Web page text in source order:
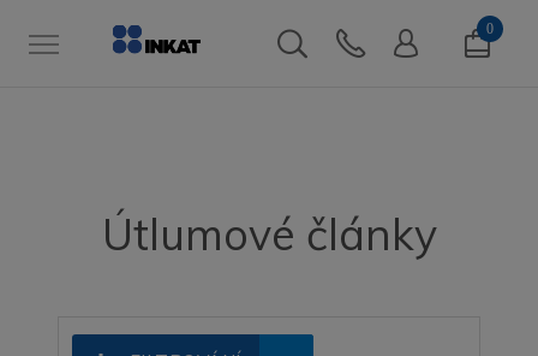
0
Útlumové články